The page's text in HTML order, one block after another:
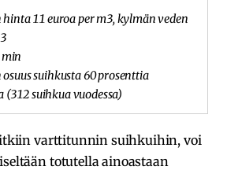
11 euroa per m3, kylmän veden
suihkusta 60 prosenttia
(312 suihkua vuodessa)
varttitunnin suihkuihin, voi
totutella ainoastaan